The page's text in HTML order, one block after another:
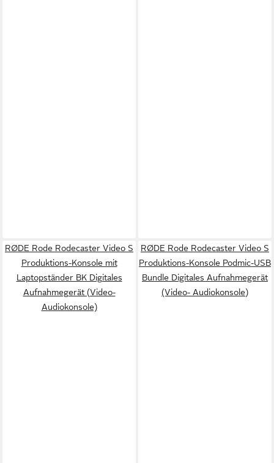
RØDE Rode Rodecaster Video S
Produktions-Konsole mit
Laptopständer BK Digitales
Aufnahmegerät (Video-
Audiokonsole)
RØDE Rode Rodecaster Video S
Produktions-Konsole Podmic-USB
Bundle Digitales Aufnahmegerät
(Video- Audiokonsole)